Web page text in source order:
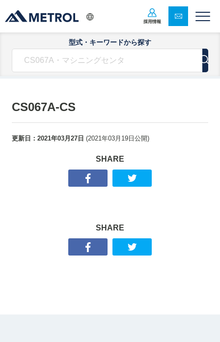
採用情報
型式・キーワードから探す
CS067A-CS
更新日： 2021年03月27日 (2021年03月19日 公開)
SHARE
SHARE